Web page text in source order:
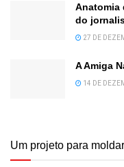
Anatomia
do
27 DE
A Amiga
14 DE
Um projeto para